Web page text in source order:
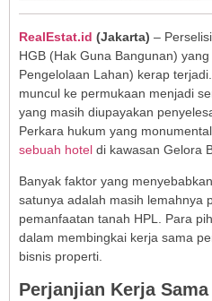
RealEstat.id (Jakarta) –
HGB (Hak Guna Bangunan)
Pengelolaan Lahan) kerap
muncul ke permukaan menjadi
yang masih diupayakan
Perkara hukum yang
sebuah hotel di kawasan Gelora
Banyak faktor yang
satunya adalah masih lemahnya
pemanfaatan tanah HPL. Para
dalam membingkai kerja sama
bisnis properti.
Perjanjian Kerja Sama